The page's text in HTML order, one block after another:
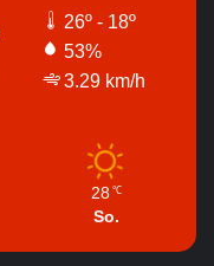
26º - 18º
53%
3.29 km/h
28 ℃
So.